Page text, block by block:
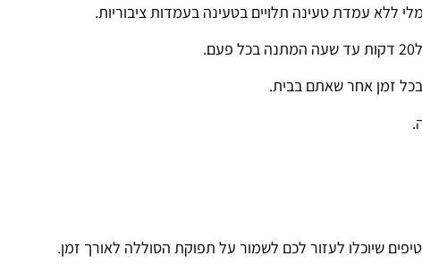
ללא עמדת טעינה תלויים בטעינה בעמדות ציבוריות.
זמן אחר שאתם בבית.
שיוכלו לעזור לכם לשמור על תפוקת הסוללה לאורך זמן.